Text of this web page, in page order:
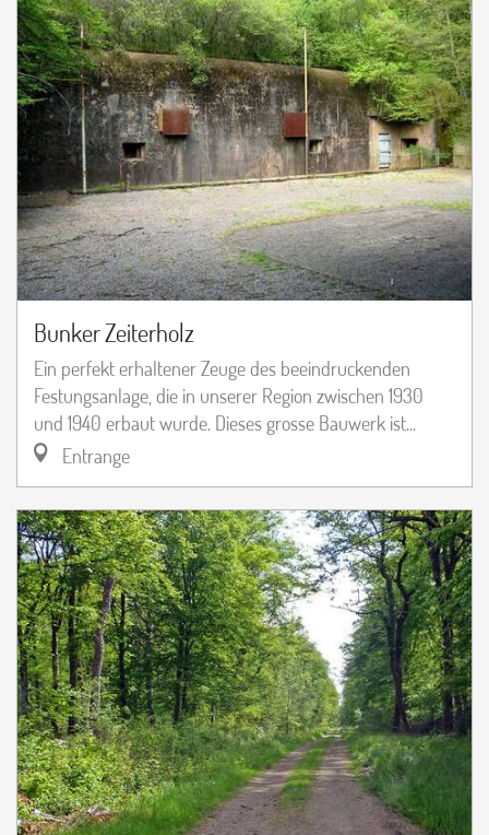
Bunker Zeiterholz
Ein perfekt erhaltener Zeuge des beeindruckenden
Festungsanlage, die in unserer Region zwischen 1930
und 1940 erbaut wurde. Dieses grosse Bauwerk ist...
Entrange